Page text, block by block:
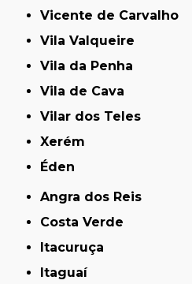
Vicente de Carvalho
Vila Valqueire
Vila da Penha
Vila de Cava
Vilar dos Teles
Xerém
Éden
Angra dos Reis
Costa Verde
Itacuruça
Itaguaí